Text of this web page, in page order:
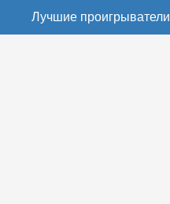
Лучшие проигрыватели